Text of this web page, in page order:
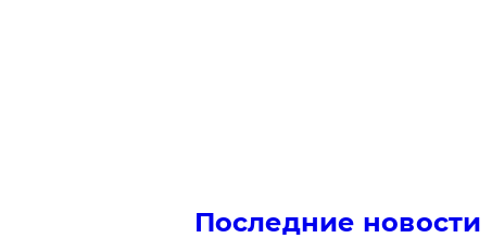
Последние новости